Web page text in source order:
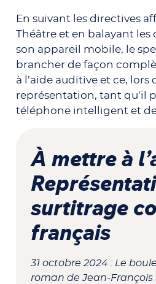
En suivant les directives
Théâtre et en balayant les
son appareil mobile, le
brancher de façon
à l’aide auditive et ce, lors
représentation, tant qu’il
téléphone intelligent et
À mettre à
surtitrage
français
31 octobre 2024 : Le
roman de Jean-François